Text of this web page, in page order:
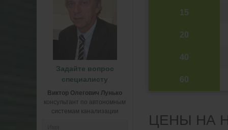
Задайте вопрос
специалисту
Виктор Олегович Лунько
консультант по автономным
системам канализации
15
20
40
60
ЦЕНЫ НА